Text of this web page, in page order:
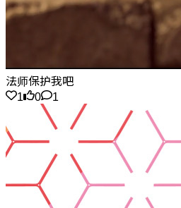
法师保护我吧
1
0 1